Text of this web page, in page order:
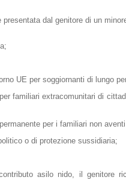
presentata dal genitore di un
UE per soggiornanti di lungo
familiari extracomunitari di
per i familiari non
o di protezione sussidiaria;
asilo nido, il genitore